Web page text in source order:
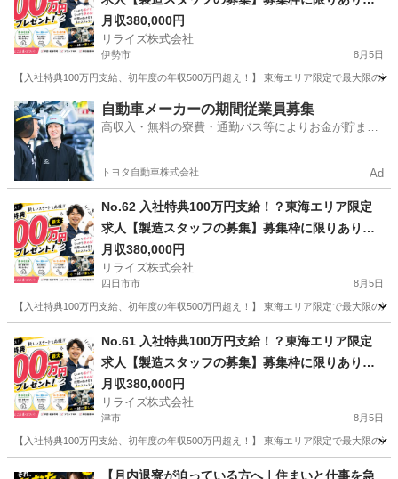
為まずはお問い合わせ！
月収380,000円
リライズ株式会社
伊勢市 8月5日
【入社特典100万円支給、初年度の年収500万円超え！】 東海エリア限定で最大限の
三重 伊勢市 その他 業務
自動車メーカーの期間従業員募集
高収入・無料の寮費・通勤バス等によりお金が貯まり
トヨタ自動車株式会社 Ad
No.62 入社特典100万円支給！？東海エリア限定
求人【製造スタッフの募集】募集枠に限りありの
為まずはお問い合わせ！
月収380,000円
リライズ株式会社
四日市市 8月5日
【入社特典100万円支給、初年度の年収500万円超え！】 東海エリア限定で最大限の
その他 業務
No.61 入社特典100万円支給！？東海エリア限定
求人【製造スタッフの募集】募集枠に限りありの
為まずはお問い合わせ！
月収380,000円
リライズ株式会社
津市 8月5日
【入社特典100万円支給、初年度の年収500万円超え！】 東海エリア限定で最大限の
その他 業務
【月内退寮が迫っている方へ｜住まいと仕事を急